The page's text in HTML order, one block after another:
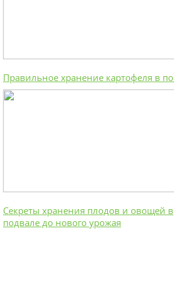
Правильное хранение картофеля в
Секреты хранения плодов и овощей в
подвале до нового урожая